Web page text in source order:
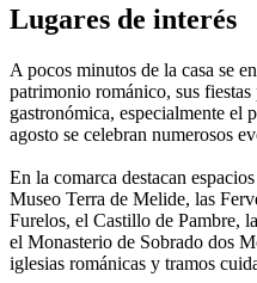
Lugares de interés
A pocos minutos de la casa se
patrimonio románico, sus fiestas
gastronómica, especialmente el
agosto se celebran numerosos
En la comarca destacan
Museo Terra de Melide, las
Furelos, el Castillo de Pambre,
el Monasterio de Sobrado dos
iglesias románicas y tramos